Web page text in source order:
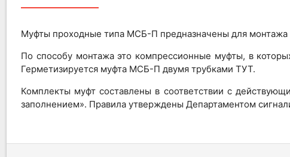
Муфты проходные типа МСБ-П предназначены для монтажа
По способу монтажа это компрессионные муфты, в
Герметизируется муфта МСБ-П двумя трубками ТУТ.
Комплекты муфт составлены в соответствии с
заполнением». Правила утверждены Департаментом